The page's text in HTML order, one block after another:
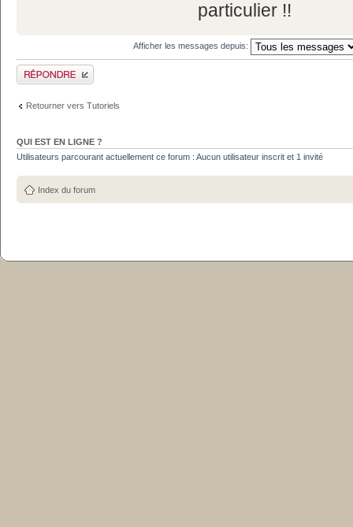
particulier !!
Afficher les messages depuis:
Publier une réponse
Retourner vers Tutoriels
QUI EST EN LIGNE ?
Utilisateurs parcourant actuellement ce forum : Aucun utilisateur inscrit et 1 invité
Index du forum